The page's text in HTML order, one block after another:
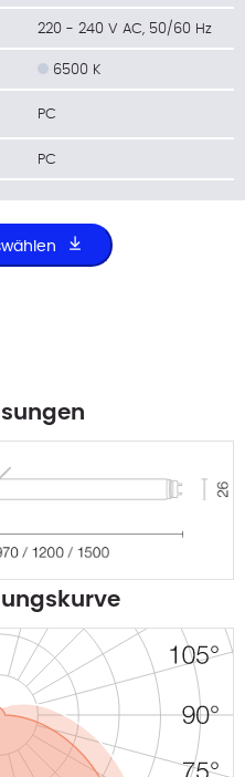
220 - 240 V AC, 50/60 Hz
6500 K
PC
PC